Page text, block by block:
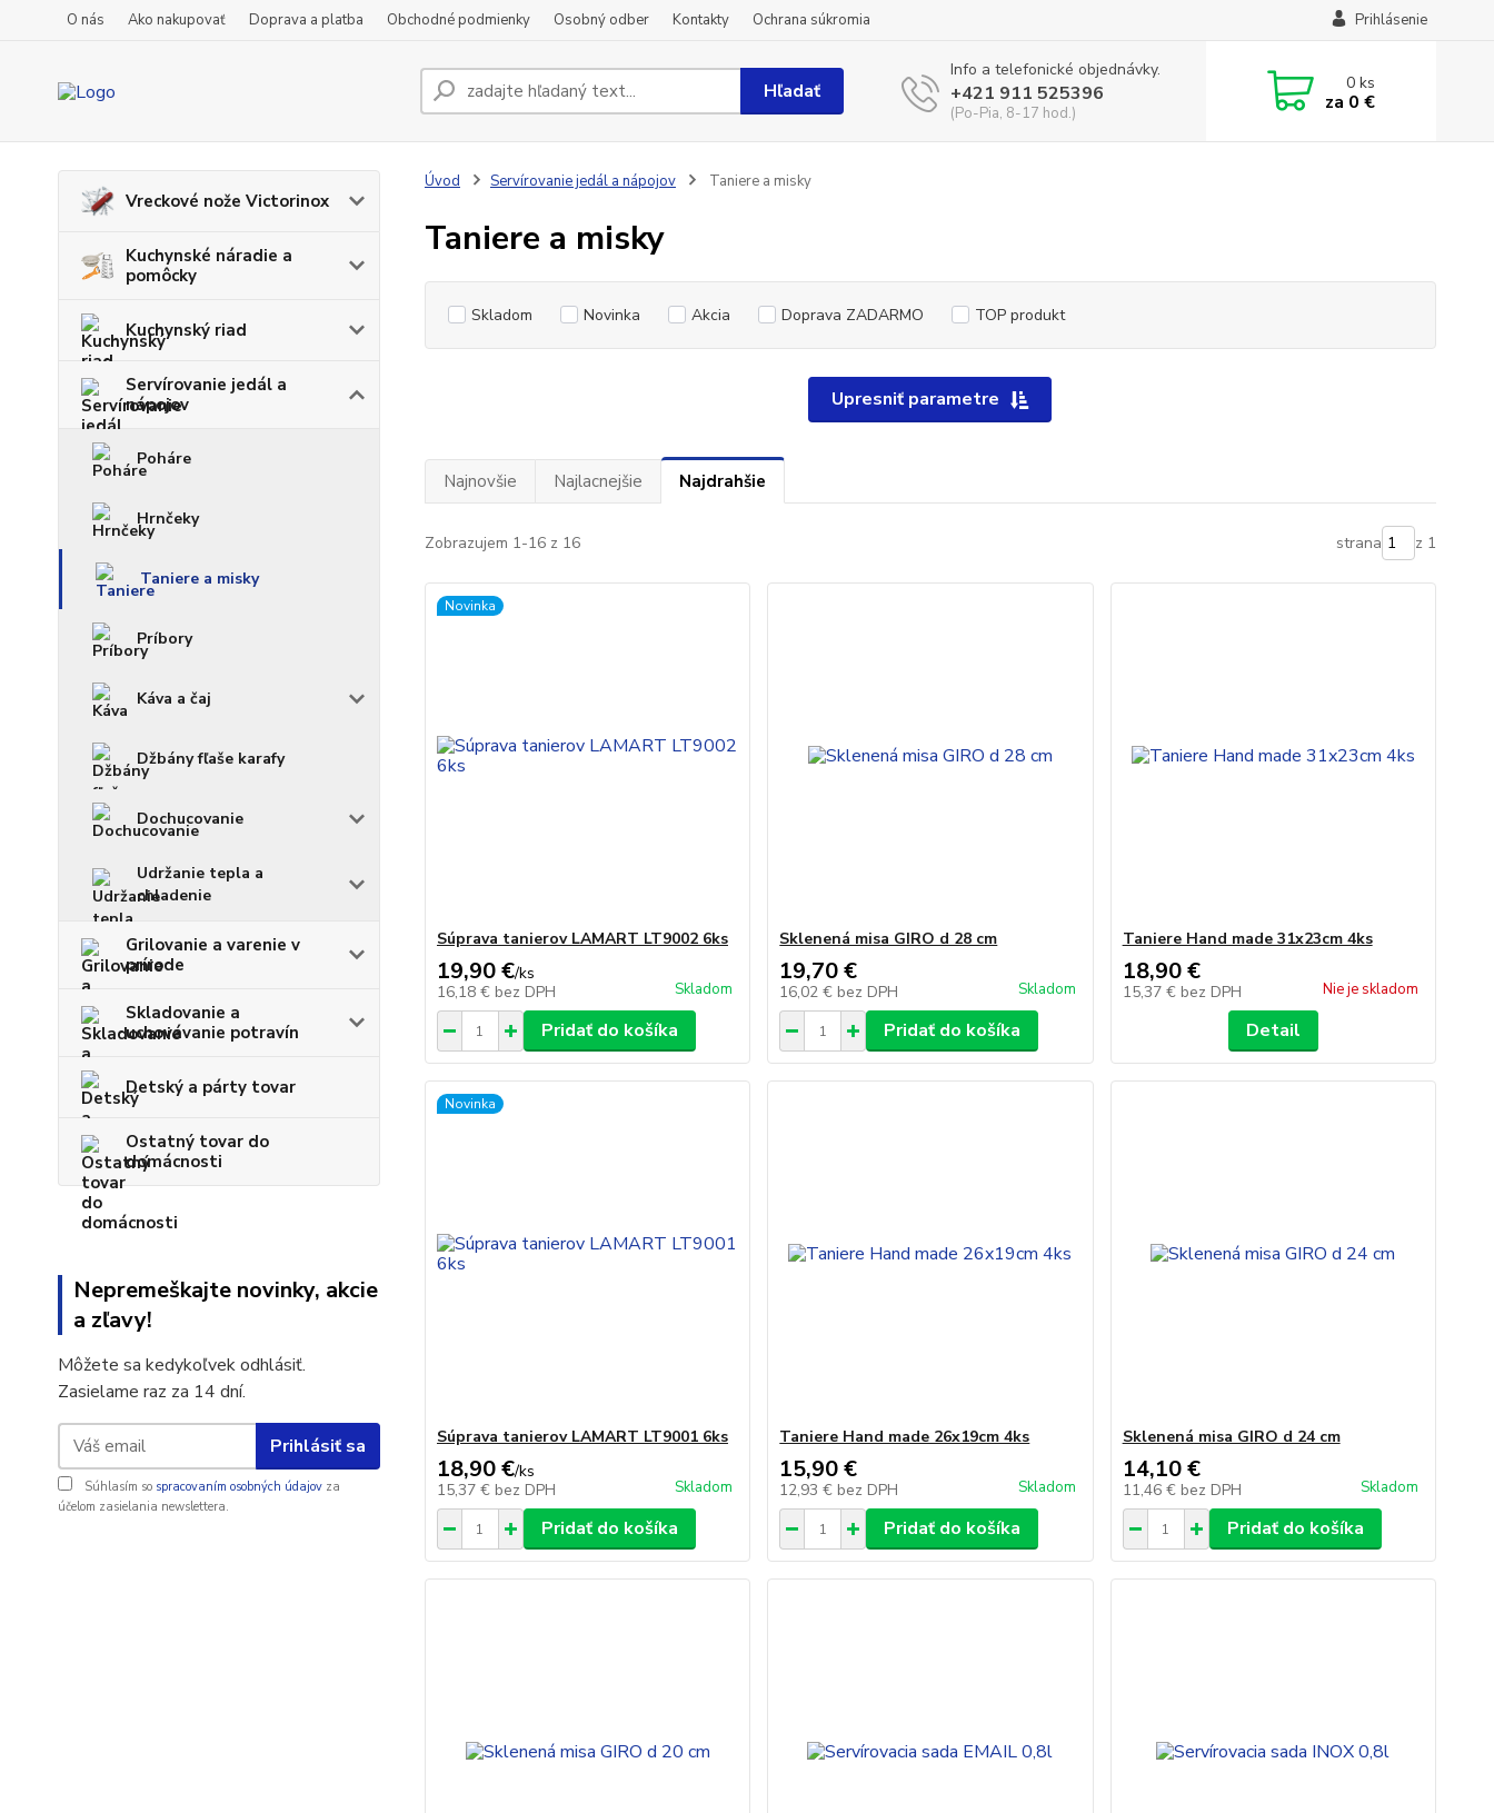
O nás Ako nakupovať Doprava a platba Obchodné podmienky Osobný odber Kontakty Ochrana súkromia Prihlásenie
Hľadať
Info a telefonické objednávky.
+421 911 525396
(Po-Pia, 8-17 hod.)
0ks
za 0 €
Vreckové nože Victorinox
Kuchynské náradie a
pomôcky
Kuchynský riad
Servírovanie jedál a
nápojov
Poháre
Hrnčeky
Taniere a misky
Príbory
Káva a čaj
Džbány fľaše karafy
Dochucovanie
Udržanie tepla a
chladenie
Grilovanie a varenie v
prírode
Skladovanie a
uchovávanie potravín
Detský a párty tovar
Ostatný tovar do
domácnosti
Nepremeškajte novinky, akcie
a zľavy!
Môžete sa kedykoľvek odhlásiť.
Zasielame raz za 14 dní.
Prihlásiť sa
Súhlasím so spracovaním osobných údajov za
účelom zasielania newslettera.
Úvod Servírovanie jedál a nápojov Taniere a misky
Taniere a misky
Upresniť parametre
Skladom Novinka Akcia Doprava ZADARMO TOP produkt
Najnovšie Najlacnejšie Najdrahšie
Zobrazujem 1-16 z 16 strana z 1
Novinka
Súprava tanierov LAMART LT9002 6ks
19,90 €/ks
16,18 € bez DPH Skladom
Pridať do košíka
Sklenená misa GIRO d 28 cm
19,70 €
16,02 € bez DPH Skladom
Pridať do košíka
Taniere Hand made 31x23cm 4ks
18,90 €
15,37 € bez DPH Nie je skladom
Detail
Novinka
Súprava tanierov LAMART LT9001 6ks
18,90 €/ks
15,37 € bez DPH Skladom
Pridať do košíka
Taniere Hand made 26x19cm 4ks
15,90 €
12,93 € bez DPH Skladom
Pridať do košíka
Sklenená misa GIRO d 24 cm
14,10 €
11,46 € bez DPH Skladom
Pridať do košíka